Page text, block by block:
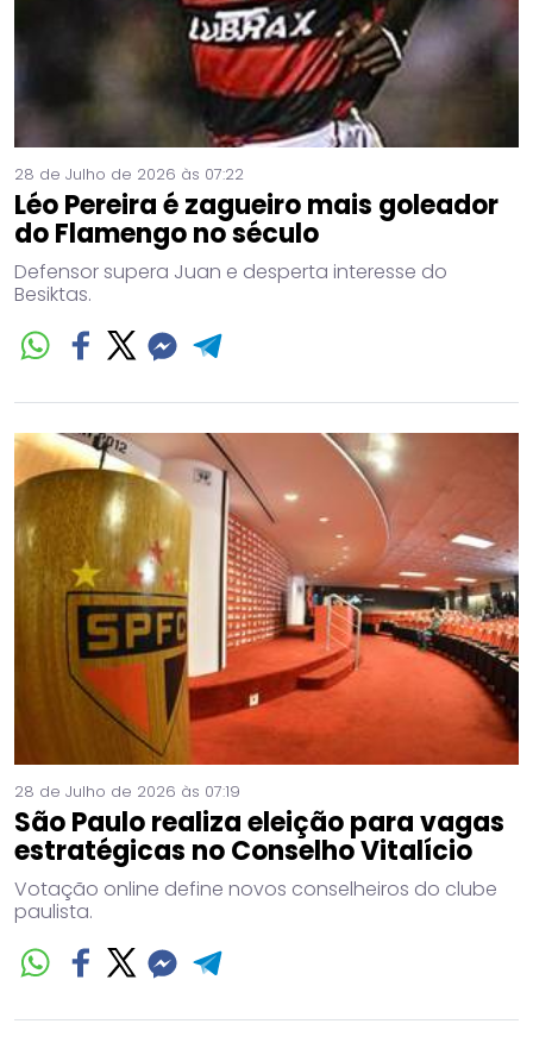
28 de Julho de 2026 às 07:22
Léo Pereira é zagueiro mais goleador
do Flamengo no século
Defensor supera Juan e desperta interesse do
Besiktas.
28 de Julho de 2026 às 07:19
São Paulo realiza eleição para vagas
estratégicas no Conselho Vitalício
Votação online define novos conselheiros do clube
paulista.